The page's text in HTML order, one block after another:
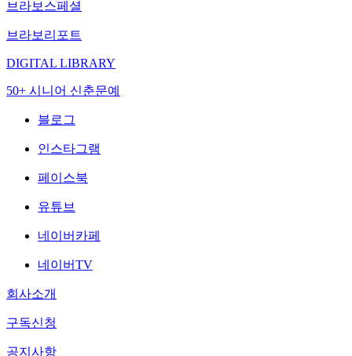
브라보스페셜
브라보리포트
DIGITAL LIBRARY
50+ 시니어 신춘문예
블로그
인스타그램
페이스북
유튜브
네이버카페
네이버TV
회사소개
구독신청
공지사항